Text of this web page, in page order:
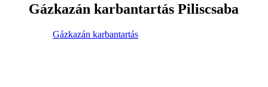
Gázkazán karbantartás Piliscsaba
Gázkazán karbantartás